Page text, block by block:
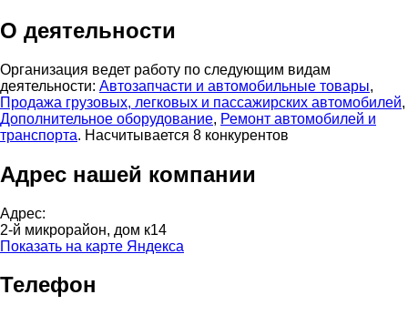
О деятельности
Организация ведет работу по следующим видам
деятельности: Автозапчасти и автомобильные товары,
Продажа грузовых, легковых и пассажирских автомобилей,
Дополнительное оборудование, Ремонт автомобилей и
транспорта. Насчитывается 8 конкурентов
Адрес нашей компании
Адрес:
2-й микрорайон, дом к14
Показать на карте Яндекса
Телефон